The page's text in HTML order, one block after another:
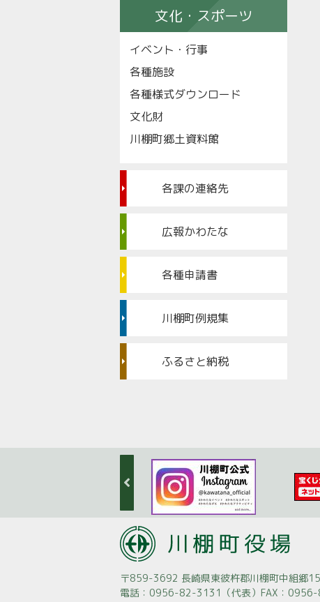
文化・スポーツ
イベント・行事
各種施設
各種様式ダウンロード
文化財
川棚町郷土資料館
各課の連絡先
広報かわたな
各種申請書
川棚町例規集
ふるさと納税
〒859-3692 長崎県東彼杵郡川棚町中組郷
電話：0956-82-3131（代表） FAX：